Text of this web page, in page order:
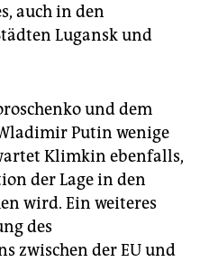
auch in den
Lugansk und
und dem
Putin wenige
Klimkin ebenfalls,
der Lage in den
wird. Ein weiteres
des
zwischen der EU und